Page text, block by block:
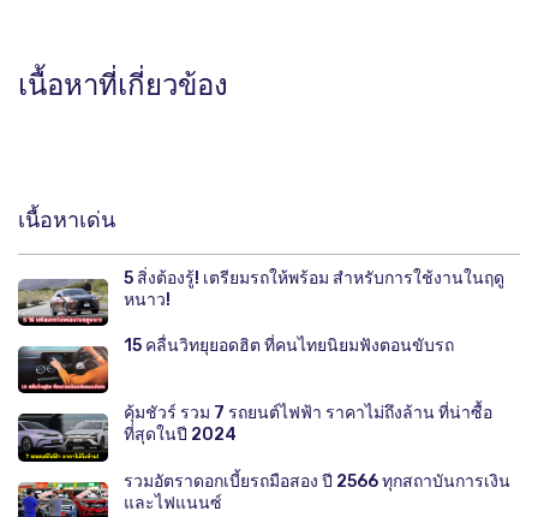
เนื้อหาที่เกี่ยวข้อง
เนื้อหาเด่น
5 สิ่งต้องรู้! เตรียมรถให้พร้อม สำหรับการใช้งานในฤดู
หนาว!
15 คลื่นวิทยุยอดฮิต ที่คนไทยนิยมฟังตอนขับรถ
คุ้มชัวร์ รวม 7 รถยนต์ไฟฟ้า ราคาไม่ถึงล้าน ที่น่าซื้อ
ที่สุดในปี 2024
รวมอัตราดอกเบี้ยรถมือสอง ปี 2566 ทุกสถาบันการเงิน
และไฟแนนซ์